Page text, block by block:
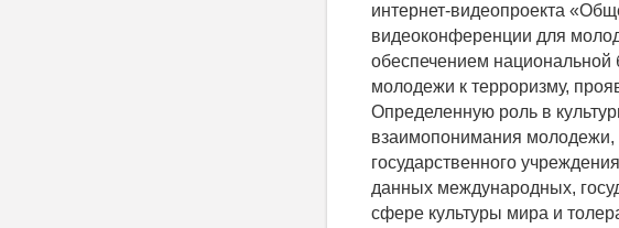
интернет-видеопроекта
видеоконференции для
обеспечением национальной
молодежи к терроризму,
Определенную роль в
взаимопонимания молодежи,
государственного
данных международных,
сфере культуры мира и